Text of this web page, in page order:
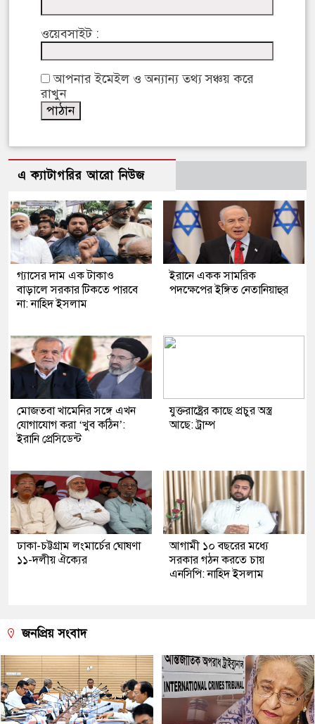
ওয়েবসাইট :
আপনার ইমেইল ও অন্যান্য তথ্য সঞ্চয় করে
রাখুন
এ ক্যাটাগরির আরো নিউজ
গ্যাসের দাম এক টাকাও
বাড়ালে সরকার টিকতে পারবে
না: নাহিদ ইসলাম
ইরানে একক সামরিক
পদক্ষেপের ইঙ্গিত নেতানিয়াহুর
মোজতবা খামেনির সঙ্গে এখন
যোগাযোগ করা ‘খুব কঠিন’:
ইরানি প্রেসিডেন্ট
যুক্তরাষ্ট্রের কাছে প্রচুর অস্ত্র
আছে: ট্রাম্প
ঢাকা-চট্টগ্রাম লংমার্চের ঘোষণা
১১-দলীয় ঐক্যের
আগামী ১০ বছরের মধ্যে
সরকার গঠন করতে চায়
এনসিপি: নাহিদ ইসলাম
জনপ্রিয় সংবাদ